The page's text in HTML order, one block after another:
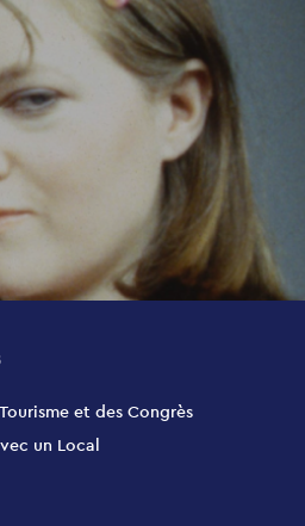
et des Congrès
un Local